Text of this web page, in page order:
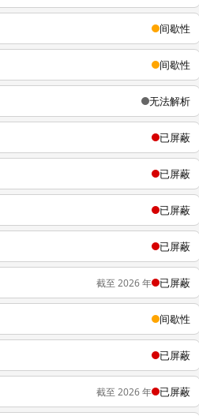
间歇性
间歇性
无法解析
已屏蔽
已屏蔽
已屏蔽
已屏蔽
截至 2026 年 已屏蔽
间歇性
已屏蔽
截至 2026 年 已屏蔽